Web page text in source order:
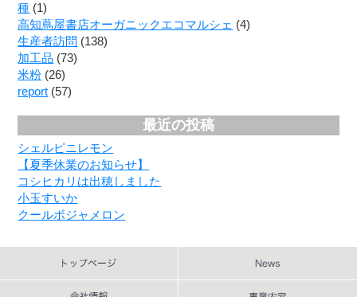
種 (1)
高知蔦屋書店オーガニックエコマルシェ (4)
生産者訪問 (138)
加工品 (73)
米粉 (26)
report (57)
最近の投稿
シェルピニレモン
【夏季休業のお知らせ】
コシヒカリは出穂しました
小玉すいか
クールボジャメロン